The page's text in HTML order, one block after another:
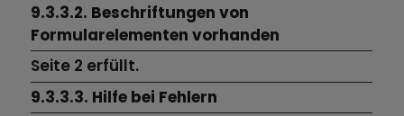
9.3.3.2. Beschriftungen von
Formularelementen vorhanden
Seite 2 erfüllt.
9.3.3.3. Hilfe bei Fehlern